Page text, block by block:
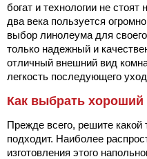
богат и технологии не
два века пользуется
выбор линолеума для
только надежный и
отличный внешний вид
легкость последующего
Как выбрать хороший
Прежде всего, решите
подходит. Наиболее
изготовления этого